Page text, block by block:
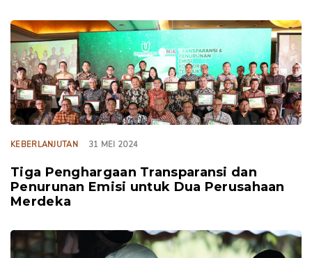
TAGS
KEBERLANJUTAN 31 MEI 2024
Tiga Penghargaan Transparansi dan
Penurunan Emisi untuk Dua Perusahaan
Merdeka
TAGS